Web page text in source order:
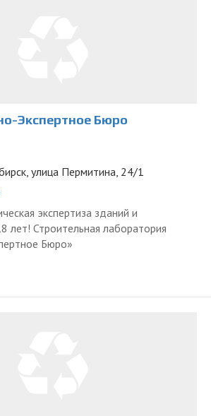
Экспертное Бюро
улица Пермитина, 24/1
экспертиза зданий и
лет! Строительная лаборатория
Бюро»